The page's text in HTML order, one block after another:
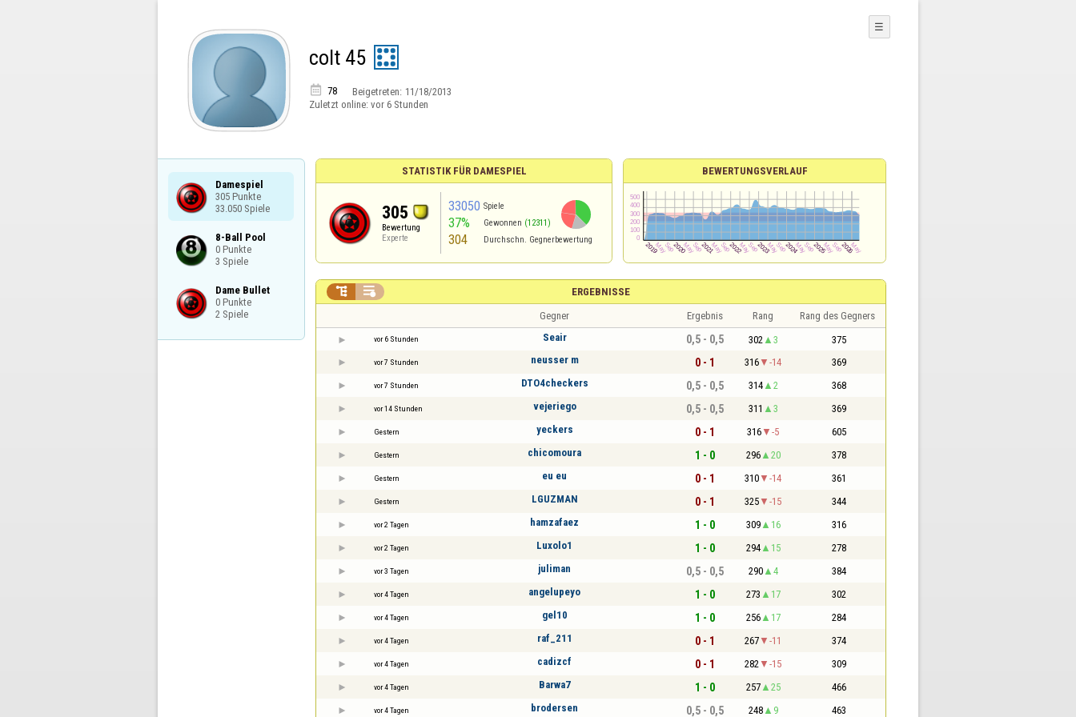
colt 45
 78 Beigetreten: 11/18/2013
Zuletzt online: vor 6 Stunden
☰
Damespiel
305 Punkte
33.050 Spiele
8-Ball Pool
0 Punkte
3 Spiele
Dame Bullet
0 Punkte
2 Spiele
STATISTIK FÜR DAMESPIEL
305
Bewertung
Experte
33050 Spiele
37% Gewonnen (12311)
304 Durchschn. Gegnerbewertung
BEWERTUNGSVERLAUF
ERGEBNISSE
 
Gegner Ergebnis Rang Rang des Gegners
vor 6 Stunden Seair 0,5 - 0,5 302 3 375
vor 7 Stunden neusser m 0 - 1 316 -14 369
vor 7 Stunden DTO4checkers 0,5 - 0,5 314 2 368
vor 14 Stunden vejeriego 0,5 - 0,5 311 3 369
Gestern yeckers 0 - 1 316 -5 605
Gestern chicomoura 1 - 0 296 20 378
Gestern eu eu 0 - 1 310 -14 361
Gestern LGUZMAN 0 - 1 325 -15 344
vor 2 Tagen hamzafaez 1 - 0 309 16 316
vor 2 Tagen Luxolo1 1 - 0 294 15 278
vor 3 Tagen juliman 0,5 - 0,5 290 4 384
vor 4 Tagen angelupeyo 1 - 0 273 17 302
vor 4 Tagen gel10 1 - 0 256 17 284
vor 4 Tagen raf_211 0 - 1 267 -11 374
vor 4 Tagen cadizcf 0 - 1 282 -15 309
vor 4 Tagen Barwa7 1 - 0 257 25 466
vor 4 Tagen brodersen 0,5 - 0,5 248 9 463